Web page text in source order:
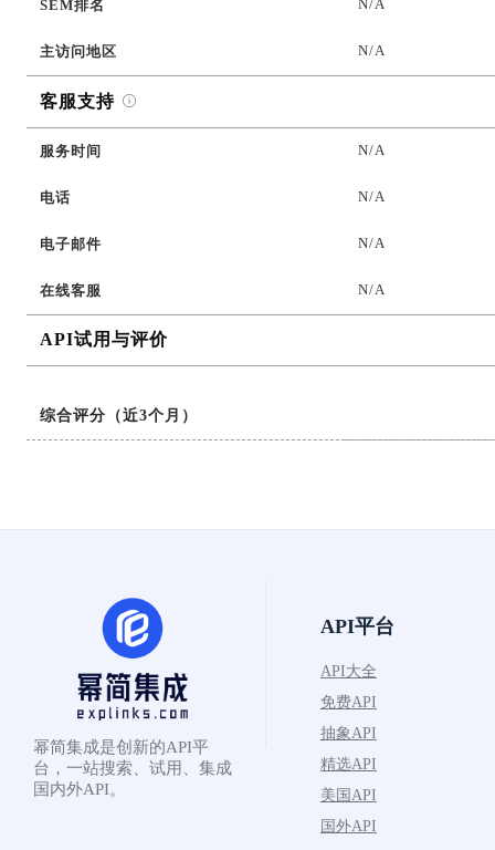
SEM排名 N/A
主访问地区 N/A
客服支持
服务时间 N/A
电话 N/A
电子邮件 N/A
在线客服 N/A
API试用与评价
综合评分（近3个月）
幂简集成是创新的API平
台，一站搜索、试用、集成
国内外API。
API平台
API大全
免费API
抽象API
精选API
美国API
国外API